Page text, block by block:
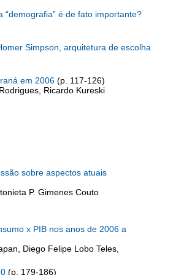
é de fato importante?
Simpson, arquitetura de escolha
em 2006 (p. 117-126)
Ricardo Kureski
sobre aspectos atuais
P. Gimenes Couto
x PIB nos anos de 2006 a
Diego Felipe Lobo Teles,
(p. 179-186)